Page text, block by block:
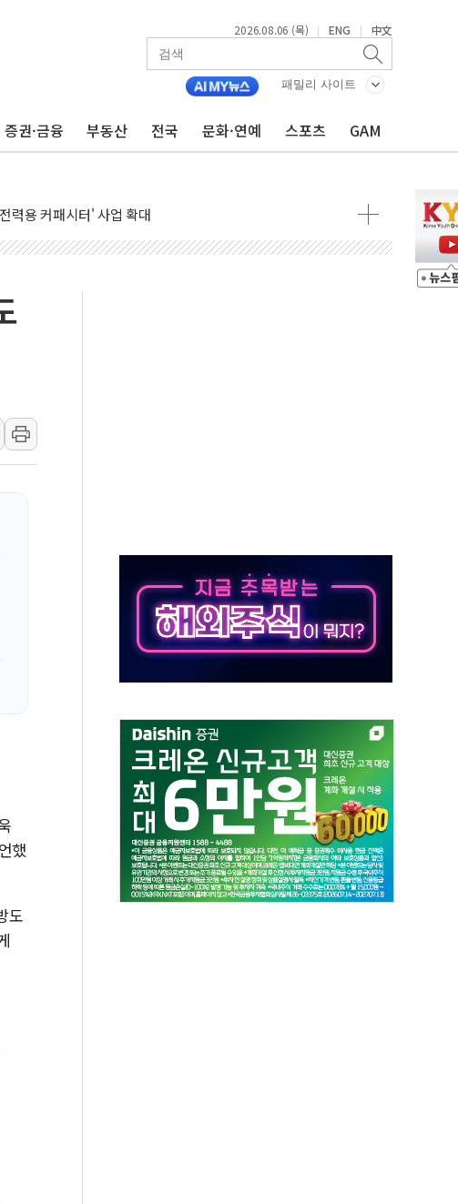
2026.08.06 (목) | ENG | 中文
패밀리 사이트
증권·금융 부동산 전국 문화·연예 스포츠 GAM
질 아니다"…원주 A아파트 '입주민 3인방' 정면 반박
지 선정 밑그림, 중국 全月 1대 5백만 지질도 완성
, 자사주 추가 매입
영업익 849억원…전년 比 22.3%↑
사업 항공우주·방산으로 넓힌다
로나19 DNA 백신 플랫폼' 美 특허 확보
가격 대대적 인상 계획...업계 파장 예고
기 영업익 14.2% 감소…"온라인 사업으로 성장"
통합 정치 프레임에 졸속 추진…'잼데믹' 안보까지 몰고 와"
재판 재개해야 여론조사 51.9%…그것이 국민의 뜻"
최대 규모의 AI 데이터센터 건설 추진
"취약계층 안부에 AI 활용…이주노동자 폭염 방치, 국격 훼손"
했
도